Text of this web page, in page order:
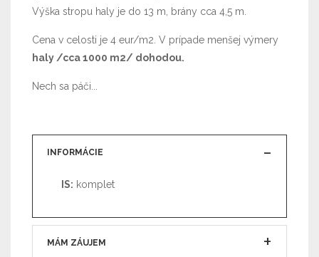
Výška stropu haly je do 13 m, brány cca 4,5 m.
Cena v celosti je 4 eur/m2. V prípade menšej výmery
haly /cca 1000 m2/ dohodou.
Nech sa páči...
INFORMÁCIE
IS: komplet
MÁM ZÁUJEM